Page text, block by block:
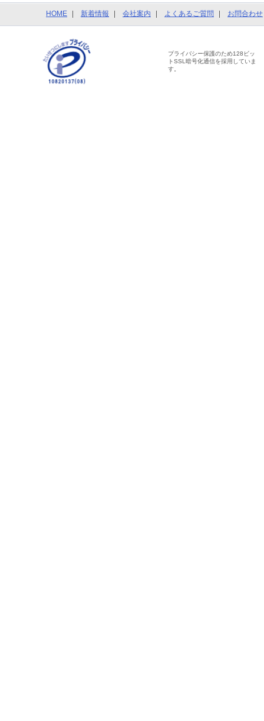
HOME 新着情報 会社案内 よくあるご質問 お問合わせ
プライバシー保護のため128ビッ
トSSL暗号化通信を採用していま
す。